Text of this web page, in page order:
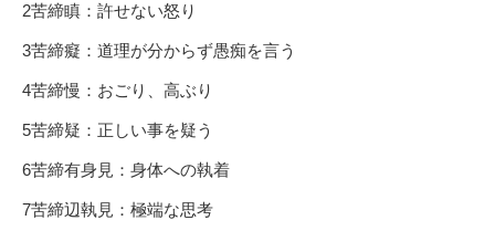
2苦締瞋：許せない怒り
3苦締癡：道理が分からず愚痴を言う
4苦締慢：おごり、高ぶり
5苦締疑：正しい事を疑う
6苦締有身見：身体への執着
7苦締辺執見：極端な思考